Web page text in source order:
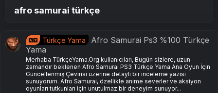
afro samurai türkçe
Türkçe Yama
Afro Samurai Ps3 %100 Türkçe
Yama
Merhaba TürkçeYama.Org kullanıcıları, Bugün sizlere, uzun
zamandır beklenen Afro Samurai PS3 Türkçe Yama Ana Oyun İçin
Güncellenmiş Çevirisi üzerine detaylı bir inceleme yazısı
sunuyorum. Afro Samurai, özellikle anime severler ve aksiyon
oyunları tutkunları için unutulmaz bir deneyim sunuyor...